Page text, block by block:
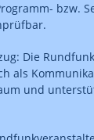
bzw.
Die
als
und